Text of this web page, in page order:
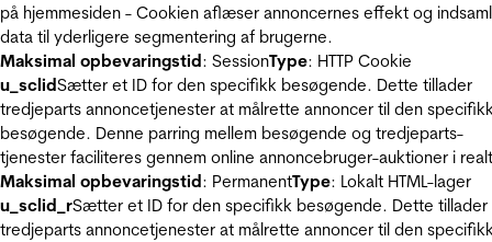
på hjemmesiden - Cookien aflæser annoncernes effekt og
data til yderligere segmentering af brugerne.
Maksimal opbevaringstid: SessionType: HTTP Cookie
u_sclidSætter et ID for den specifikk besøgende. Dette tillader
tredjeparts annoncetjenester at målrette annoncer til den
besøgende. Denne parring mellem besøgende og tredjeparts-
tjenester faciliteres gennem online annoncebruger-auktioner i
Maksimal opbevaringstid: PermanentType: Lokalt HTML-lager
u_sclid_rSætter et ID for den specifikk besøgende. Dette tillader
tredjeparts annoncetjenester at målrette annoncer til den